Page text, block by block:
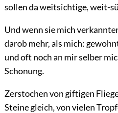
sollen da weitsichtige, weit-
Und wenn sie mich
darob mehr, als mich:
und oft noch an mir selber
Schonung.
Zerstochen von giftigen
Steine gleich, von vielen